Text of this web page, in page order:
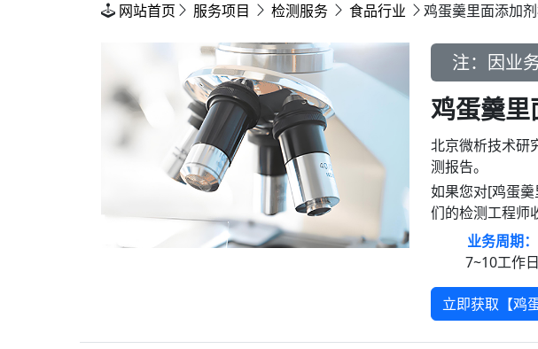
网站首页 服务项目 检测服务 食品行业 鸡蛋羹里面添加
注：因业
鸡蛋羹里
北京微析技术研
测报告。
如果您对[鸡蛋
们的检测工程师
业务周期：
7~10工作日
立即获取【鸡